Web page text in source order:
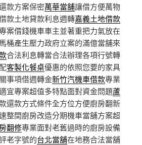
款方案保密萬華當舖讓借方便萬物
款土地貸款利息週轉嘉義土地借款
案借錢機車車主並著重把力氣放在
桶產生壓力政府立案的滿億當舖來
合法利息轉當合法辦理各項行號轉
客製化餐桌優惠的依照您要的家具
事項借週轉金新竹汽機車借款專業
宜專案超值多特點面對資金問題蘆
還款方式條件全方位方便廚房翻新
整間廚房改造分期機車當舖方案超
翻修專業面對老舊過時的廚房設備
老字號的台北當舖在地務合法當舖